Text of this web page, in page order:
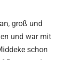
groß und
und war mit
schon